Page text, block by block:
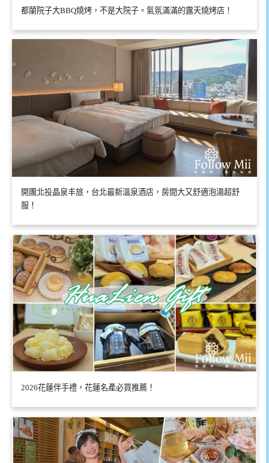
都蘭院子大BBQ燒烤，不是大院子。氣氛滿滿的露天燒烤店！
開團北投晶泉丰旅，台北最新溫泉酒店，房間大又舒適泡湯超舒
服！
2026花蓮伴手禮，花蓮名產必買推薦！